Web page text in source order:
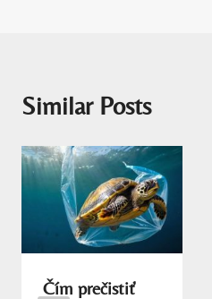
Similar Posts
Čím prečistiť